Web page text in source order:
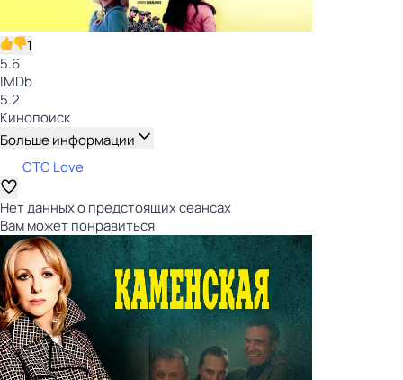
1
5.6
IMDb
5.2
Кинопоиск
Больше информации
СТС Love
Нет данных о предстоящих сеансах
Вам может понравиться